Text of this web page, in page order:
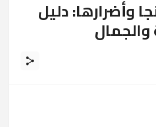
وأضرارها: دليل